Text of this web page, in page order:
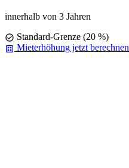
innerhalb von 3 Jahren
Standard-Grenze (20 %)
Mieterhöhung jetzt berechnen